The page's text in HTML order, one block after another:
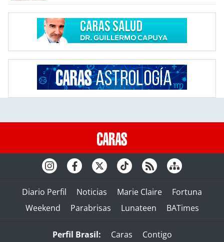
Diario Perfil Noticias Marie Claire
Fortuna
Weekend
Parabrisas Lunateen BATimes
Perfil Brasil: Caras Contigo